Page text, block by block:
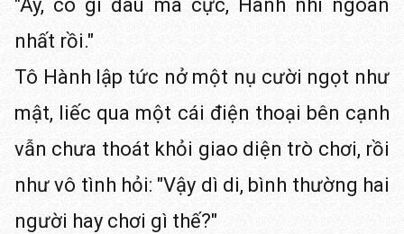
"Ây, có gì đâu mà cực, Hành nhi ngoan
nhất rồi."
Tô Hành lập tức nở một nụ cười ngọt như
mật, liếc qua một cái điện thoại bên cạnh
vẫn chưa thoát khỏi giao diện trò chơi, rồi
như vô tình hỏi: "Vậy dì di, bình thường hai
người hay chơi gì thế?"